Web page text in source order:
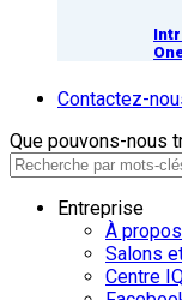
Contactez-
Que pouvons-nous
Entreprise
À
Salons
Centre